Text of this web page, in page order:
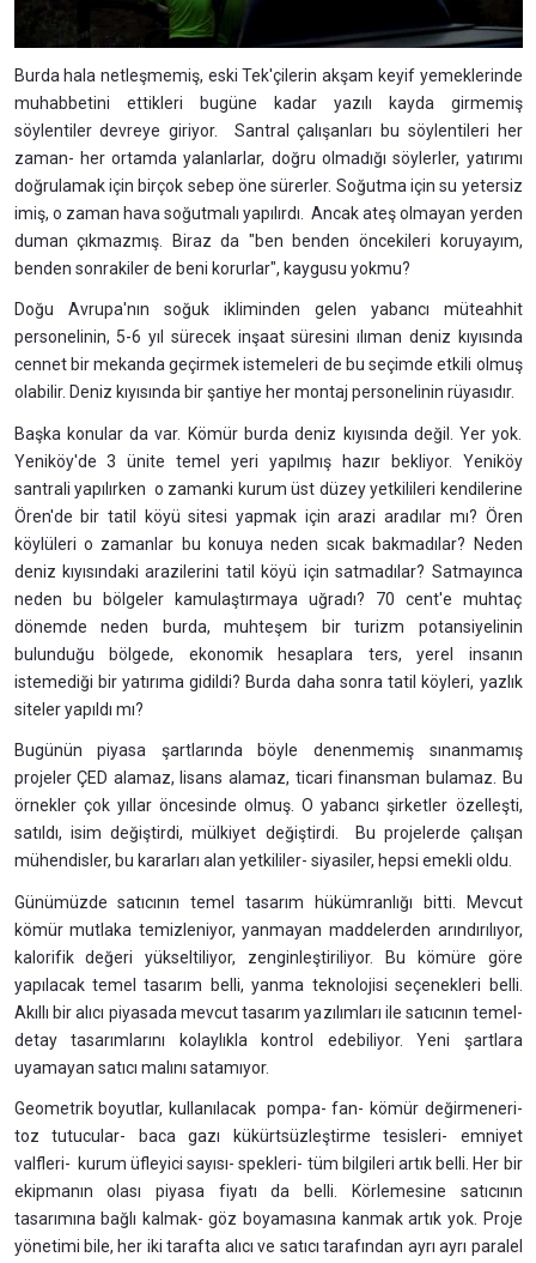
Burda hala netleşmemiş, eski Tek'çilerin akşam keyif yemeklerinde
muhabbetini ettikleri bugüne kadar yazılı kayda girmemiş
söylentiler devreye giriyor. Santral çalışanları bu söylentileri her
zaman- her ortamda yalanlarlar, doğru olmadığı söylerler, yatırımı
doğrulamak için birçok sebep öne sürerler. Soğutma için su yetersiz
imiş, o zaman hava soğutmalı yapılırdı. Ancak ateş olmayan yerden
duman çıkmazmış. Biraz da "ben benden öncekileri koruyayım,
benden sonrakiler de beni korurlar", kaygusu yokmu?
Doğu Avrupa'nın soğuk ikliminden gelen yabancı müteahhit
personelinin, 5-6 yıl sürecek inşaat süresini ılıman deniz kıyısında
cennet bir mekanda geçirmek istemeleri de bu seçimde etkili olmuş
olabilir. Deniz kıyısında bir şantiye her montaj personelinin rüyasıdır.
Başka konular da var. Kömür burda deniz kıyısında değil. Yer yok.
Yeniköy'de 3 ünite temel yeri yapılmış hazır bekliyor. Yeniköy
santrali yapılırken o zamanki kurum üst düzey yetkilileri kendilerine
Ören'de bir tatil köyü sitesi yapmak için arazi aradılar mı? Ören
köylüleri o zamanlar bu konuya neden sıcak bakmadılar? Neden
deniz kıyısındaki arazilerini tatil köyü için satmadılar? Satmayınca
neden bu bölgeler kamulaştırmaya uğradı? 70 cent'e muhtaç
dönemde neden burda, muhteşem bir turizm potansiyelinin
bulunduğu bölgede, ekonomik hesaplara ters, yerel insanın
istemediği bir yatırıma gidildi? Burda daha sonra tatil köyleri, yazlık
siteler yapıldı mı?
Bugünün piyasa şartlarında böyle denenmemiş sınanmamış
projeler ÇED alamaz, lisans alamaz, ticari finansman bulamaz. Bu
örnekler çok yıllar öncesinde olmuş. O yabancı şirketler özelleşti,
satıldı, isim değiştirdi, mülkiyet değiştirdi. Bu projelerde çalışan
mühendisler, bu kararları alan yetkililer- siyasiler, hepsi emekli oldu.
Günümüzde satıcının temel tasarım hükümranlığı bitti. Mevcut
kömür mutlaka temizleniyor, yanmayan maddelerden arındırılıyor,
kalorifik değeri yükseltiliyor, zenginleştiriliyor. Bu kömüre göre
yapılacak temel tasarım belli, yanma teknolojisi seçenekleri belli.
Akıllı bir alıcı piyasada mevcut tasarım yazılımları ile satıcının temel-
detay tasarımlarını kolaylıkla kontrol edebiliyor. Yeni şartlara
uyamayan satıcı malını satamıyor.
Geometrik boyutlar, kullanılacak pompa- fan- kömür değirmeneri-
toz tutucular- baca gazı kükürtsüzleştirme tesisleri- emniyet
valfleri- kurum üfleyici sayısı- spekleri- tüm bilgileri artık belli. Her bir
ekipmanın olası piyasa fiyatı da belli. Körlemesine satıcının
tasarımına bağlı kalmak- göz boyamasına kanmak artık yok. Proje
yönetimi bile, her iki tarafta alıcı ve satıcı tarafından ayrı ayrı paralel